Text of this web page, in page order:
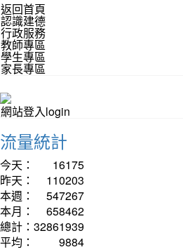
返回首頁
認識建德
行政服務
教師專區
學生專區
家長專區
網站登入login
流量統計
今天：
16175
昨天：
110203
本週：
547267
本月：
658462
總計： 32861939
平均：
9884